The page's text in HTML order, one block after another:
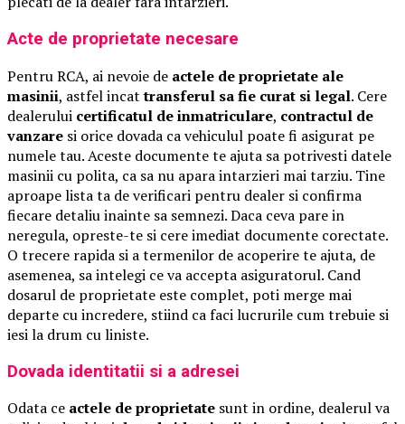
Acte de proprietate necesare
Pentru RCA, ai nevoie de actele de proprietate ale
masinii, astfel incattransferul sa fie curat si legal. Cere
dealerului certificatul de inmatriculare, contractul de
vanzare si orice dovada ca vehiculul poate fi asigurat pe
numele tau. Aceste documente te ajuta sa potrivesti datele
masinii cu polita, ca sa nu apara intarzieri mai tarziu. Tine
aproape lista ta de verificari pentru dealer si confirma
fiecare detaliu inainte sa semnezi. Daca ceva pare in
neregula, opreste-te si cere imediat documente corectate.
O trecere rapida si a termenilor de acoperire te ajuta, de
asemenea, sa intelegi ce va accepta asiguratorul. Cand
dosarul de proprietate este complet, poti merge mai
departe cu incredere, stiind ca faci lucrurile cum trebuie si
iesi la drum cu liniste.
Dovada identitatii si a adresei
Odata ce actele de proprietate sunt in ordine, dealerul va